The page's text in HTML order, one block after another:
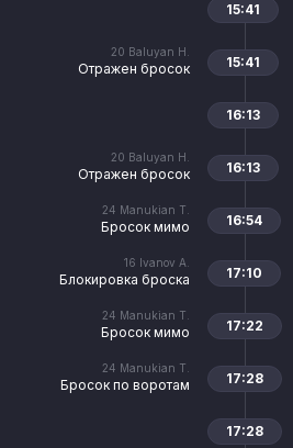
15:41
20 Baluyan H.
Отражен бросок 15:41
16:13
20 Baluyan H.
Отражен бросок 16:13
24 Manukian T.
Бросок мимо 16:54
16 Ivanov A.
Блокировка броска 17:10
24 Manukian T.
Бросок мимо 17:22
24 Manukian T.
Бросок по воротам 17:28
17:28